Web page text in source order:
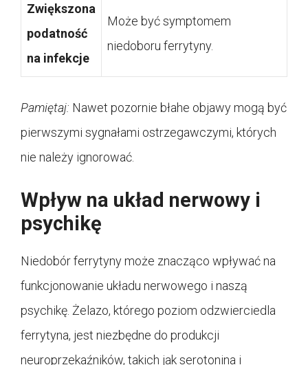
Zwiększona
podatność
na infekcje
Może być symptomem
niedoboru ferrytyny.
Pamiętaj: Nawet pozornie błahe objawy mogą być
pierwszymi sygnałami ostrzegawczymi, których
nie należy ignorować.
Wpływ na układ nerwowy i
psychikę
Niedobór ferrytyny może znacząco wpływać na
funkcjonowanie układu nerwowego i naszą
psychikę. Żelazo, którego poziom odzwierciedla
ferrytyna, jest niezbędne do produkcji
neuroprzekaźników, takich jak serotonina i